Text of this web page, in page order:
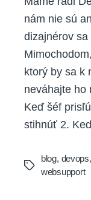
nám nie sú
dizajnérov
ktorý by sa k
neváhajte ho
Keď šéf
stihnúť 2.
Tags
blog, devops
websupport